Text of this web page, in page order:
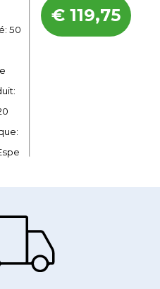
50
€119,75